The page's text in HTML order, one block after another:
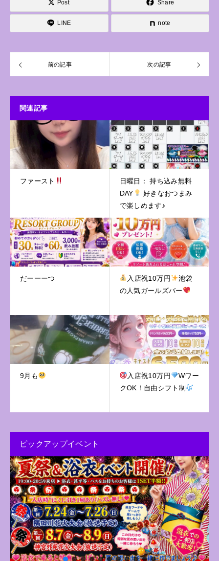
Post Share
LINE note
前の記事 次の記事
関連記事
ファースト
日曜日： 持ち込み無料
DAY
好きなおつまみ
で楽しめます♪
だーーーつ 入店祝10万円
池袋
の人気ガールズバー
9月も 入店祝10万円
Wワー
クOK！自由シフト制
ピックアップイベント